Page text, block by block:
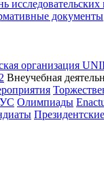
документы
организация
Внеучебная
Олимпиады